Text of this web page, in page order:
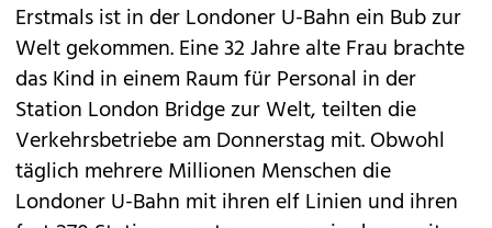
Erstmals ist in der Londoner U-Bahn ein Bub zur
Welt gekommen. Eine 32 Jahre alte Frau brachte
das Kind in einem Raum für Personal in der
Station London Bridge zur Welt, teilten die
Verkehrsbetriebe am Donnerstag mit. Obwohl
täglich mehrere Millionen Menschen die
Londoner U-Bahn mit ihren elf Linien und ihren